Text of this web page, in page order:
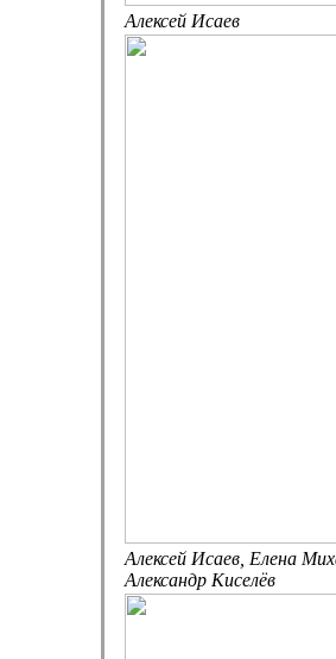
Алексей Исаев
Алексей Исаев, Елена
Александр Киселёв